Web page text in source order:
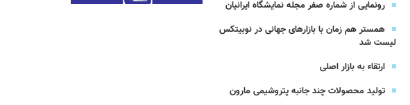
رونمایی از شماره صفر مجله نمایشگاه ایرانیان
همستر هم زمان با بازارهای جهانی در نوبیتکس
لیست شد
ارتقاء به بازار اصلی
تولید محصولات چند جانبه پتروشیمی مارون